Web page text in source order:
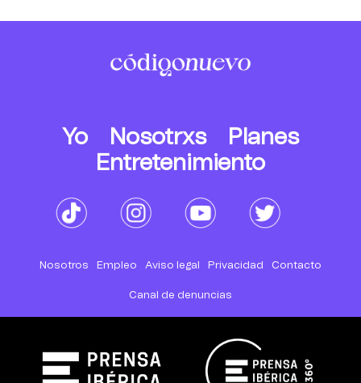
Yo Nosotrxs
Planes
Entretenimiento
Nosotros Empleo Aviso legal Privacidad Contacto
Canal de denuncias